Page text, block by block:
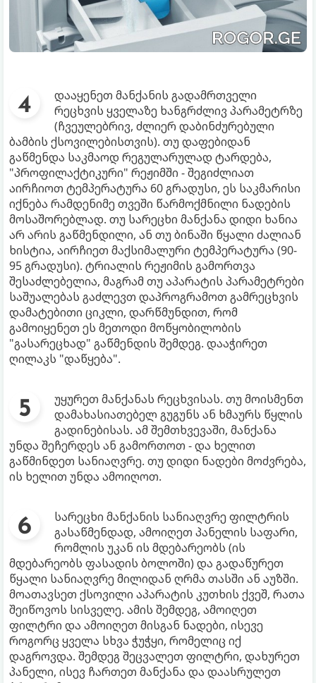
დააყენეთ მანქანის გადამრთველი
რეცხვის ყველაზე ხანგრძლივ პარამეტრზე
(ჩვეულებრივ, ძლიერ დაბინძურებული
ბამბის ქსოვილებისთვის). თუ დაფებიდან
გაწმენდა საკმაოდ რეგულარულად ტარდება,
"პროფილაქტიკური" რეჟიმში - შეგიძლიათ
აირჩიოთ ტემპერატურა 60 გრადუსი, ეს საკმარისი
იქნება რამდენიმე თვეში წარმოქმნილი ნადების
მოსაშორებლად. თუ სარეცხი მანქანა დიდი ხანია
არ არის გაწმენდილი, ან თუ ბინაში წყალი ძალიან
ხისტია, აირჩიეთ მაქსიმალური ტემპერატურა (90-
95 გრადუსი). ტრიალის რეჟიმის გამორთვა
შესაძლებელია, მაგრამ თუ აპარატის პარამეტრები
საშუალებას გაძლევთ დაპროგრამოთ გამრეცხვის
დამატებითი ციკლი, დარწმუნდით, რომ
გამოიყენეთ ეს მეთოდი მოწყობილობის
"გასარეცხად" გაწმენდის შემდეგ. დააჭირეთ
ღილაკს "დაწყება".
უყურეთ მანქანას რეცხვისას. თუ მოისმენთ
დამახასიათებელ გუგუნს ან ხმაურს წყლის
გადინებისას. ამ შემთხვევაში, მანქანა
უნდა შეჩერდეს ან გამორთოთ - და ხელით
გაწმინდეთ სანიაღვრე. თუ დიდი ნადები მოძვრება,
ის ხელით უნდა ამოიღოთ.
სარეცხი მანქანის სანიაღვრე ფილტრის
გასაწმენდად, ამოიღეთ პანელის საფარი,
რომლის უკან ის მდებარეობს (ის
მდებარეობს ფასადის ბოლოში) და გადაწურეთ
წყალი სანიაღვრე მილიდან ღრმა თასში ან აუზში.
მოათავსეთ ქსოვილი აპარატის კუთხის ქვეშ, რათა
შეიწოვოს სისველე. ამის შემდეგ, ამოიღეთ
ფილტრი და ამოიღეთ მისგან ნადები, ისევე
როგორც ყველა სხვა ჭუჭყი, რომელიც იქ
დაგროვდა. შემდეგ შეცვალეთ ფილტრი, დახურეთ
პანელი, ისევ ჩართეთ მანქანა და დაასრულეთ